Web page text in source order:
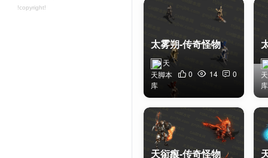
!copyright!
太雾朔-传奇怪物素材
天
天脚本
库
0 14 0
库
天衍痕-传奇怪物素材